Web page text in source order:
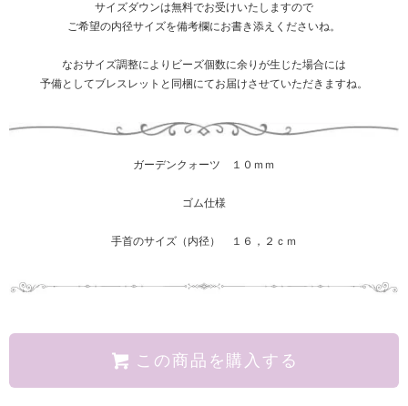
サイズダウンは無料でお受けいたしますので
ご希望の内径サイズを備考欄にお書き添えくださいね。
なおサイズ調整によりビーズ個数に余りが生じた場合には
予備としてブレスレットと同梱にてお届けさせていただきますね。
ガーデンクォーツ １０ｍｍ
ゴム仕様
手首のサイズ（内径） １６，２ｃｍ
この商品を購入する